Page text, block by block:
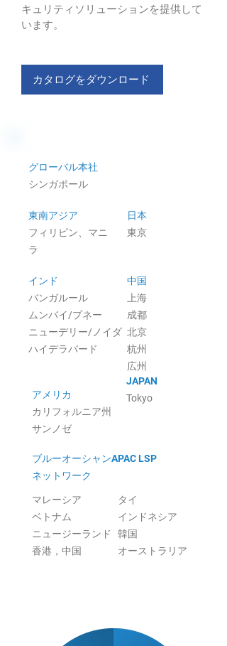
キュリティソリューションを提供して
います。
カタログをダウンロード
グローバル本社
シンガポール
東南アジア
フィリピン、マニ
ラ
日本
東京
インド
バンガルール
ムンバイ/プネー
ニューデリー/ノイダ
ハイデラバード
中国
上海
成都
北京
杭州
広州
アメリカ
カリフォルニア州
サンノゼ
ブルーオーシャンAPAC LSP
ネットワーク
マレーシア
ベトナム
ニュージーランド
香港，中国
タイ
インドネシア
韓国
オーストラリア
JAPAN
Tokyo